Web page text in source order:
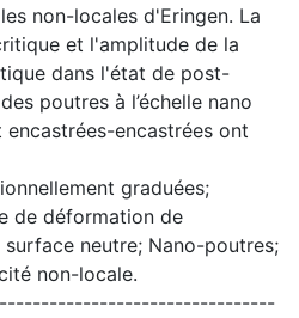
non-locales d'Eringen. La
et l'amplitude de la
dans l'état de post-
poutres à l’échelle nano
encastrées ont
graduées;
de déformation de
neutre; Nano-poutres;
non-locale.